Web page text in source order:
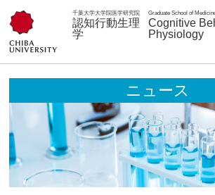
千葉大学大学院医学研究院
認知行動生理
学
Graduate School of
Cognitive
Physiology
ニュース